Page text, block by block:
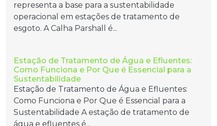
representa a base para a sustentabilidade
operacional em estações de tratamento de
esgoto. A Calha Parshall é...
Estação de Tratamento de Água e Efluentes:
Como Funciona e Por Que é Essencial para a
Sustentabilidade
Estação de Tratamento de Água e Efluentes:
Como Funciona e Por Que é Essencial para a
Sustentabilidade A estação de tratamento de
água e efluentes é...